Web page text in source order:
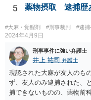
が行われ、その結果を受
う流れになるでしょう。
を疑われるやり取りが一切
あれば、心配は特に必要な
5 薬物摂取 逮捕歴
#大麻・覚醒剤 #刑事裁判 #逮捕
2024年4月9日
刑事事件に強い弁護士
井上 祐司 弁護士
現認された大麻が友人のも
ず、友人のみ逮捕された、
捕できないものの、薬物前